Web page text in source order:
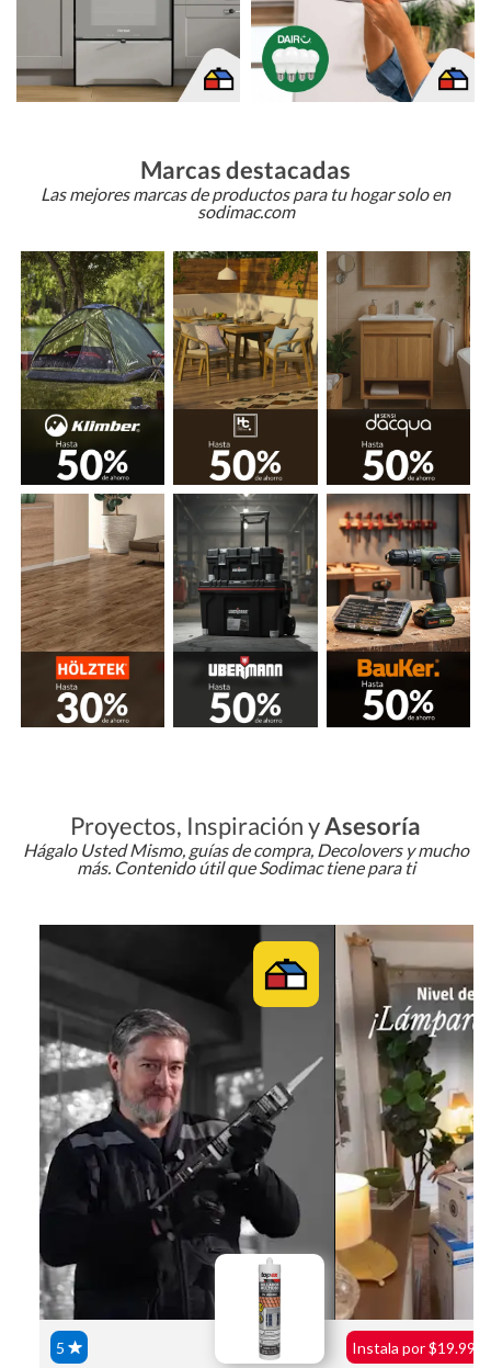
Marcas destacadas
Las mejores marcas de productos para tu hogar solo en
sodimac.com
Proyectos, Inspiración yAsesoría
Hágalo Usted Mismo, guías de compra, Decolovers y mucho
más. Contenido útil que Sodimac tiene para ti